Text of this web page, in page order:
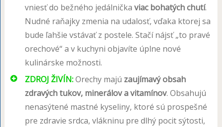
vniesť do bežného jedálnička viac bohatých chutí.
Nudné raňajky zmenia na udalosť, vďaka ktorej sa
bude ľahšie vstávať z postele. Stačí nájsť „to pravé
orechové“ a v kuchyni objavíte úplne nové
kulinárske možnosti.
ZDROJ ŽIVÍN:Orechy majú zaujímavý obsah
zdravých tukov, minerálov a vitamínov. Obsahujú
nenasýtené mastné kyseliny, ktoré sú prospešné
pre zdravie srdca, vlákninu pre dlhý pocit sýtosti,